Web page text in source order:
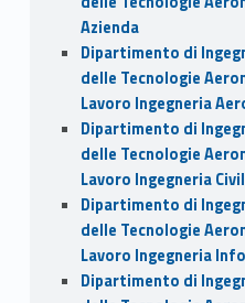
Azienda
Dipartimento di
delle Tecnologie
Lavoro Ingegneria
Dipartimento di
delle Tecnologie
Lavoro Ingegneria
Dipartimento di
delle Tecnologie
Lavoro Ingegneria
Dipartimento di